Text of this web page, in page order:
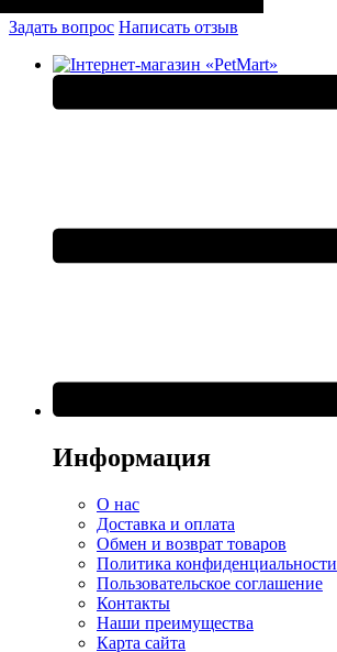
Задать вопрос Написать отзыв
Информация
О нас
Доставка и оплата
Обмен и возврат товаров
Политика конфиденциальности
Пользовательское соглашение
Контакты
Наши преимущества
Карта сайта